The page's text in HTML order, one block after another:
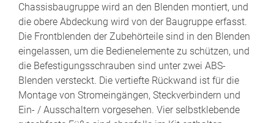
Chassisbaugruppe wird an den Blenden montiert, und
die obere Abdeckung wird von der Baugruppe erfasst.
Die Frontblenden der Zubehörteile sind in den Blenden
eingelassen, um die Bedienelemente zu schützen, und
die Befestigungsschrauben sind unter zwei ABS-
Blenden versteckt. Die vertiefte Rückwand ist für die
Montage von Stromeingängen, Steckverbindern und
Ein- / Ausschaltern vorgesehen. Vier selbstklebende